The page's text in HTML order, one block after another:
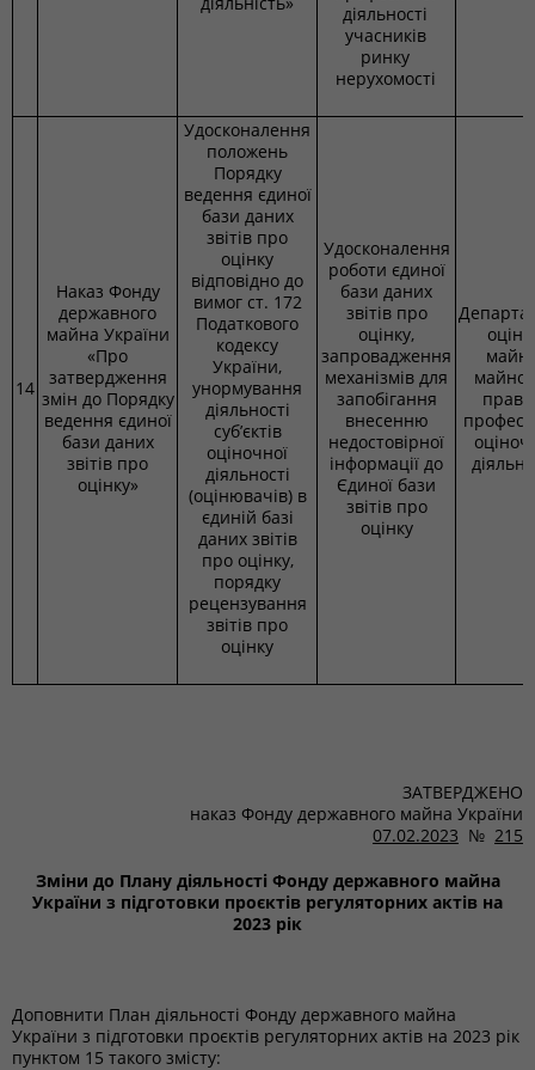
діяльності
учасників
ринку
нерухомості
14
Наказ Фонду
державного
майна України
«Про
затвердження
змін до Порядку
ведення єдиної
бази даних
звітів про
оцінку»
Удосконалення
положень
Порядку
ведення єдиної
бази даних
звітів про
оцінку
відповідно до
вимог ст. 172
Податкового
кодексу
України,
унормування
діяльності
суб’єктів
оціночної
діяльності
(оцінювачів) в
єдиній базі
даних звітів
про оцінку,
порядку
рецензування
звітів про
оцінку
Удосконалення
роботи єдиної
бази даних
звітів про
оцінку,
запровадження
механізмів для
запобігання
внесенню
недостовірної
інформації до
Єдиної бази
звітів про
оцінку
прав
ЗАТВЕРДЖЕНО
наказ Фонду державного майна України
07.02.2023 № 215
Зміни до Плану діяльності Фонду державного майна
України з підготовки проєктів регуляторних актів на
2023 рік
Доповнити План діяльності Фонду державного майна
України з підготовки проєктів регуляторних актів на 2023 рік
пунктом 15 такого змісту: